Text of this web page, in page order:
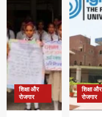
शिक्षा और
रोजगार
शिक्षा और
रोजगार